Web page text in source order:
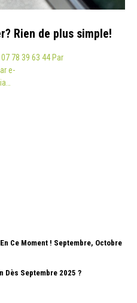
Rien de plus simple!
78 39 63 44 Par
e-
Ce Moment ! Septembre, Octobre
Dès Septembre 2025 ?